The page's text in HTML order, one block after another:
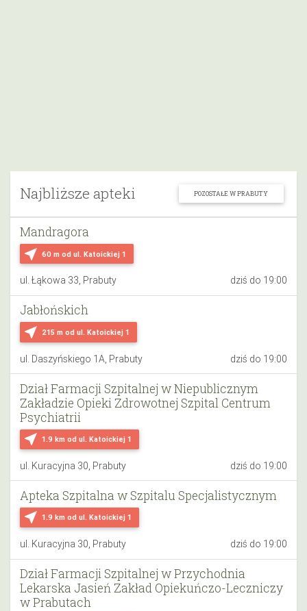
Najbliższe apteki POZOSTAŁE W PRABUTY
near_me 60 m od ul. Katoickiej 1
Mandragora
ul. Łąkowa 33, Prabuty dziś do 19:00
near_me 215 m od ul. Katoickiej 1
Jabłońskich
ul. Daszyńskiego 1A, Prabuty dziś do 19:00
near_me 1.9 km od ul. Katoickiej 1
Dział Farmacji Szpitalnej w Niepublicznym
Zakładzie Opieki Zdrowotnej Szpital Centrum
Psychiatrii
ul. Kuracyjna 30, Prabuty dziś do 19:00
near_me 1.9 km od ul. Katoickiej 1
Apteka Szpitalna w Szpitalu Specjalistycznym
ul. Kuracyjna 30, Prabuty dziś do 19:00
Dział Farmacji Szpitalnej w Przychodnia
Lekarska Jasień Zakład Opiekuńczo-Leczniczy
w Prabutach